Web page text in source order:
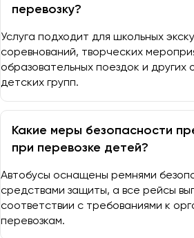
перевозку?
Услуга подходит для школьных
соревнований, творческих
образовательных поездок и других
детских групп.
Какие меры безопасности
при перевозке детей?
Автобусы оснащены ремнями
средствами защиты, а все рейсы
соответствии с требованиями к
перевозкам.